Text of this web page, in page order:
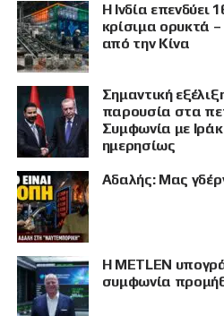
Η Ινδία επενδύει
κρίσιμα ορυκτά
από την Κίνα
Σημαντική
παρουσία στα
Συμφωνία με
ημερησίως
Αδαλής: Μας
Η METLEN
συμφωνία